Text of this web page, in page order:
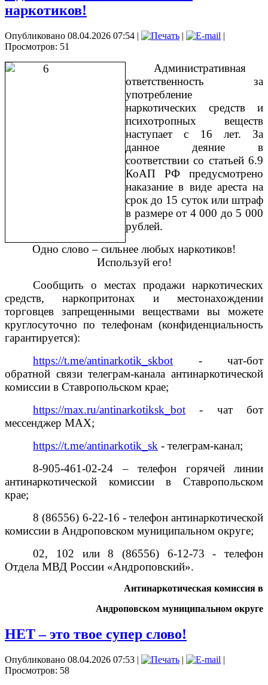
наркотиков!
Опубликовано 08.04.2026 07:54 | |
|
Просмотров: 51
Административная
ответственность за
употребление
наркотических средств и
психотропных веществ
наступает с 16 лет. За
данное деяние в
соответствии со статьей 6.9
КоАП РФ предусмотрено
наказание в виде ареста на
срок до 15 суток или штраф
в размере от 4 000 до 5 000
рублей.
Одно слово – сильнее любых наркотиков!
Используй его!
Сообщить о местах продажи наркотических
средств, наркопритонах и местонахождении
торговцев запрещенными веществами вы можете
круглосуточно по телефонам (конфиденциальность
гарантируется):
https://t.me/antinarkotik_skbot - чат-бот
обратной связи телеграм-канала антинаркотической
комиссии в Ставропольском крае;
https://max.ru/antinarkotiksk_bot - чат бот
мессенджер MAX;
https://t.me/antinarkotik_sk - телеграм-канал;
8-905-461-02-24 – телефон горячей линии
антинаркотической комиссии в Ставропольском
крае;
8 (86556) 6-22-16 - телефон антинаркотической
комиссии в Андроповском муниципальном округе;
02, 102 или 8 (86556) 6-12-73 - телефон
Отдела МВД России «Андроповский».
Антинаркотическая комиссия в
Андроповском муниципальном округе
НЕТ – это твое супер слово!
Опубликовано 08.04.2026 07:53 | |
|
Просмотров: 58